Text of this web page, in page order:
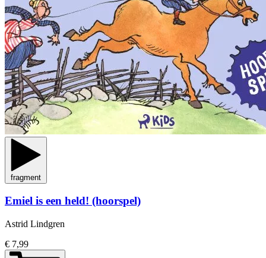
fragment
Emiel is een held! (hoorspel)
Astrid Lindgren
€ 7,99